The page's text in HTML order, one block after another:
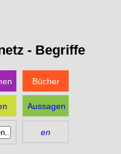
- Begriffe
Bücher
Aussagen
en